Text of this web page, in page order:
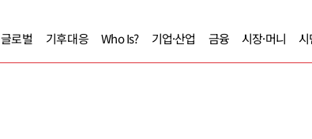
글로벌 기후대응 Who Is? 기업·산업 금융 시장·머니 시